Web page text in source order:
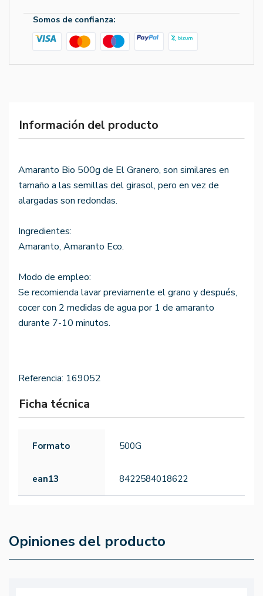
Somos de confianza:
Información del producto
Amaranto Bio 500g de El Granero, son similares en
tamaño a las semillas del girasol, pero en vez de
alargadas son redondas.
Ingredientes:
Amaranto, Amaranto Eco.
Modo de empleo:
Se recomienda lavar previamente el grano y después,
cocer con 2 medidas de agua por 1 de amaranto
durante 7-10 minutos.
Referencia: 169052
Ficha técnica
Formato 500G
ean13 8422584018622
Opiniones del producto